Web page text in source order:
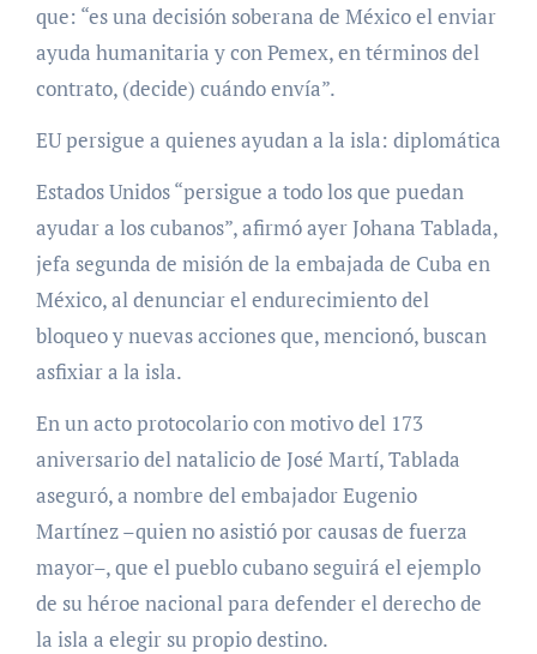
que: “es una decisión soberana de México el enviar
ayuda humanitaria y con Pemex, en términos del
contrato, (decide) cuándo envía”.
EU persigue a quienes ayudan a la isla: diplomática
Estados Unidos “persigue a todo los que puedan
ayudar a los cubanos”, afirmó ayer Johana Tablada,
jefa segunda de misión de la embajada de Cuba en
México, al denunciar el endurecimiento del
bloqueo y nuevas acciones que, mencionó, buscan
asfixiar a la isla.
En un acto protocolario con motivo del 173
aniversario del natalicio de José Martí, Tablada
aseguró, a nombre del embajador Eugenio
Martínez –quien no asistió por causas de fuerza
mayor–, que el pueblo cubano seguirá el ejemplo
de su héroe nacional para defender el derecho de
la isla a elegir su propio destino.